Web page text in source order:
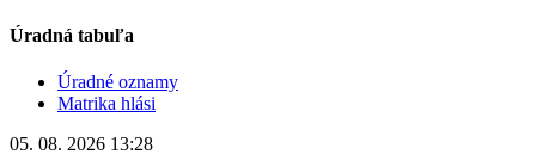
Úradná tabuľa
Úradné oznamy
Matrika hlási
05. 08. 2026 13:28